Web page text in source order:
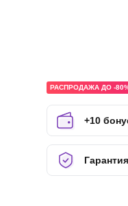
РАСПРОДАЖА ДО -
+10